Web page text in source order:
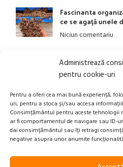
Administrează
pentru cookie-uri
Pentru a oferi cea mai bună experiență,
uri, pentru a stoca și/sau accesa
Consimțământul pentru aceste tehnologii
ar fi comportamentul de navigare sau ID-
dai consimțământul sau îți retragi
negative asupra unor anumite
Fascinanta
ce se agață unele
Niciun comentariu
LINK-URI UTILE
ANPC
Politica privind Prelucrarea Datelor
Termeni și Condiții
Transport, Rambursari si Retururi